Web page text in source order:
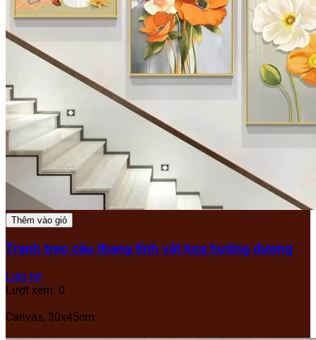
Thêm vào giỏ
Tranh treo cầu thang tĩnh vật hoa hướng dương
Liên hệ
Lượt xem: 0
Canvas, 30x45cm